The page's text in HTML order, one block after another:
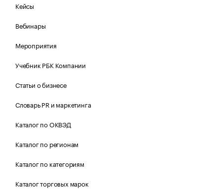
Кейсы
Вебинары
Мероприятия
Учебник РБК Компании
Статьи о бизнесе
Словарь PR и маркетинга
Каталог по ОКВЭД
Каталог по регионам
Каталог по категориям
Каталог торговых марок